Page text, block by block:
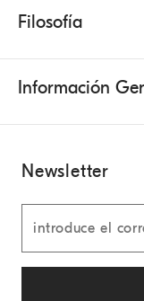
Filosofía
Información
Newsletter